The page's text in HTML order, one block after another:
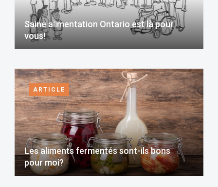
Saine alimentation Ontario est là pour
vous!
ARTICLE
Les aliments fermentés sont-ils bons
pour moi?